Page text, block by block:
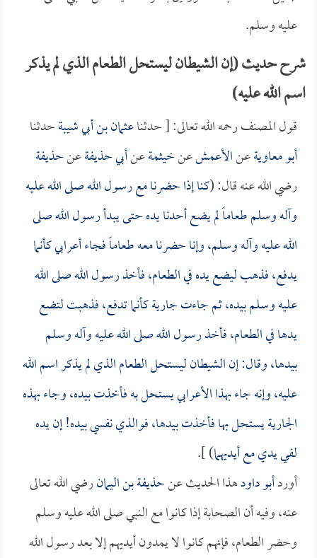
عليه وسلم.
شرح حديث (إن الشيطان ليستحل الطعام الذي لم يذكر
اسم الله عليه)
قول المصنف رحمه الله تعالى: [ حدثناعثمان بن أبي شيبةحدثنا
أبو معاويةعنالأعمشعنخيثمةعنأبي حذيفةعنحذيفة
رضي الله عنه قال: (كنا إذا حضرنا مع رسول الله صلى الله عليه
وآله وسلم طعاماً لم يضع أحدنا يده حتى يبدأ رسول الله صلى
الله عليه وآله وسلم، وإنا حضرنا معه طعاماً فجاء أعرابي كأنما
يدفع، فذهب ليضع يده في الطعام، فأخذ رسول الله صلى الله
عليه وسلم بيده، ثم جاءت جارية كأنما تدفع، فذهبت لتضع
يدها في الطعام، فأخذ رسول الله صلى الله عليه وآله وسلم
بيدها، وقال: إن الشيطان ليستحل الطعام الذي لم يذكر اسم الله
عليه، وإنه جاء بهذا الأعرابي يستحل به فأخذت بيده، وجاء بهذه
الجارية يستحل بها فأخذت بيدها، فوالذي نفسي بيده! إن يده
لفي يدي مع أيديهما) ].
أوردأبو داودهذا الحديث عنحذيفة بن اليمانرضي الله تعالى
عنه، وفيه أن الصحابة إذا كانوا مع النبي صلى الله عليه وسلم
وحضر الطعام، فإنهم كانوا لا يمدون أيديهم إلا بعد رسول الله